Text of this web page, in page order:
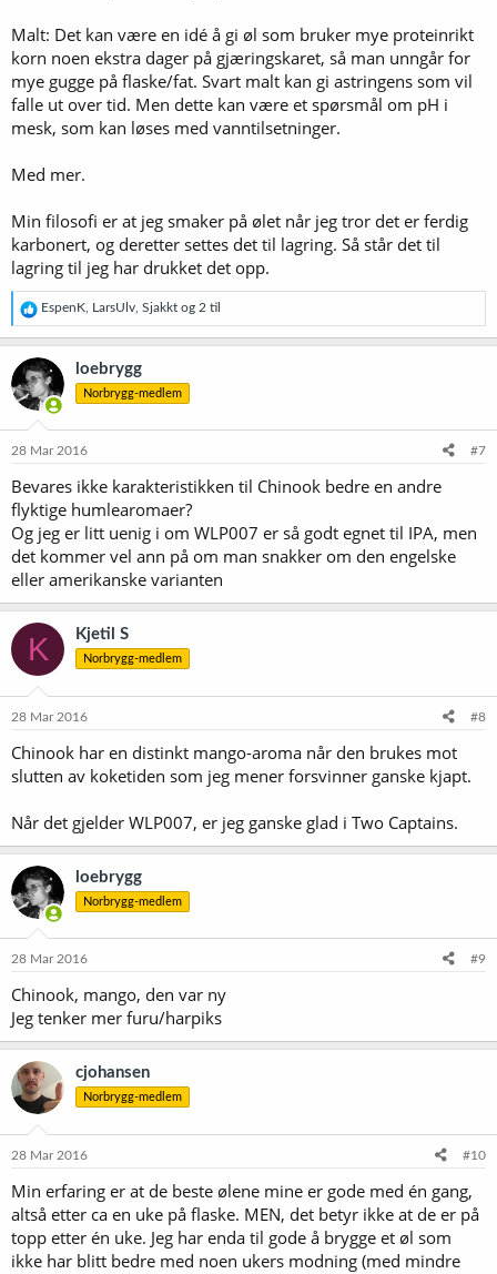
Malt: Det kan være en idé å gi øl som bruker mye proteinrikt
korn noen ekstra dager på gjæringskaret, så man unngår for
mye gugge på flaske/fat. Svart malt kan gi astringens som vil
falle ut over tid. Men dette kan være et spørsmål om pH i
mesk, som kan løses med vanntilsetninger.
Med mer.
Min filosofi er at jeg smaker på ølet når jeg tror det er ferdig
karbonert, og deretter settes det til lagring. Så står det til
lagring til jeg har drukket det opp.
R
e
a
k
s
j
o
e
:
EspenK LarsUlv Sjakkt og 2 til
loebrygg
Norbrygg-medlem
28 Mar 2016 #7
Bevares ikke karakteristikken til Chinook bedre en andre
flyktige humlearomaer?
Og jeg er litt uenig i om WLP007 er så godt egnet til IPA, men
det kommer vel ann på om man snakker om den engelske
eller amerikanske varianten
K Kjetil S
Norbrygg-medlem
28 Mar 2016 #8
Chinook har en distinkt mango-aroma når den brukes mot
slutten av koketiden som jeg mener forsvinner ganske kjapt.
Når det gjelder WLP007, er jeg ganske glad i Two Captains.
loebrygg
Norbrygg-medlem
28 Mar 2016 #9
Chinook, mango, den var ny
Jeg tenker mer furu/harpiks
cjohansen
Norbrygg-medlem
28 Mar 2016 #10
Min erfaring er at de beste ølene mine er gode med én gang,
altså etter ca en uke på flaske. MEN, det betyr ikke at de er på
topp etter én uke. Jeg har enda til gode å brygge et øl som
ikke har blitt bedre med noen ukers modning (med mindre